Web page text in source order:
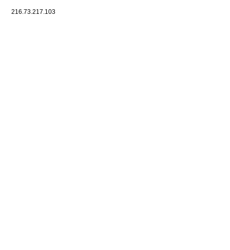
216.73.217.103